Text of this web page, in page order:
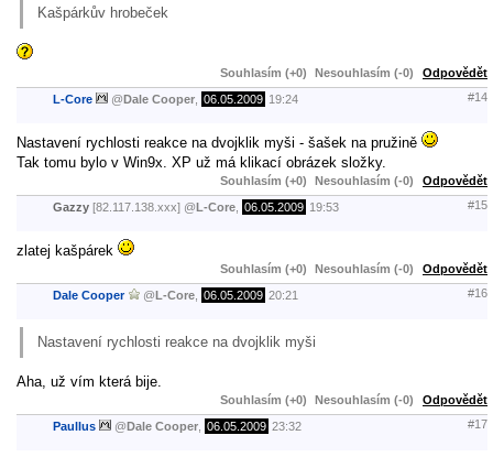
Kašpárkův hrobeček
Souhlasím (+0) Nesouhlasím (-0) Odpovědět
L-Core @Dale Cooper 06.05.2009 19:24 #14
Nastavení rychlosti reakce na dvojklik myši - šašek na pružině
Tak tomu bylo v Win9x. XP už má klikací obrázek složky.
Souhlasím (+0) Nesouhlasím (-0) Odpovědět
Gazzy [82.117.138.xxx] @L-Core 06.05.2009 19:53 #15
zlatej kašpárek
Souhlasím (+0) Nesouhlasím (-0) Odpovědět
Dale Cooper @L-Core 06.05.2009 20:21 #16
Nastavení rychlosti reakce na dvojklik myši
Aha, už vím která bije.
Souhlasím (+0) Nesouhlasím (-0) Odpovědět
Paullus @Dale Cooper 06.05.2009 23:32 #17